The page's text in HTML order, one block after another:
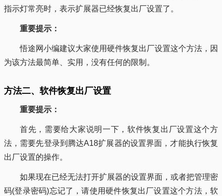
指示灯常亮时，表示扩展器已经恢复出厂设置了。
重要提示：
悟途网小编建议大家使用硬件恢复出厂设置这个方法，因
为该方法最简单、实用，没有任何的限制。
方法二、软件恢复出厂设置
重要提示：
首先，需要给大家说明一下，软件恢复出厂设置这个方
法，需要先登录到腾达A18扩展器的设置界面，才能执行恢复
出厂设置的操作。
如果现在已经无法打开扩展器的设置界面，或者把管理密
码(登录密码)忘记了，请使用硬件恢复出厂设置这个方法，软